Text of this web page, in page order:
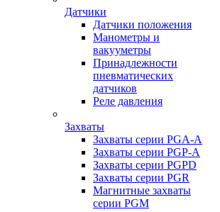
Датчики
Датчики положения
Манометры и
вакууметры
Принадлежности
пневматических
датчиков
Реле давления
Захваты
Захваты серии PGA-A
Захваты серии PGP-A
Захваты серии PGPD
Захваты серии PGR
Магнитные захваты
серии PGM